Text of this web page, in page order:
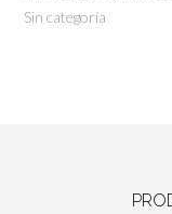
Sin categoría